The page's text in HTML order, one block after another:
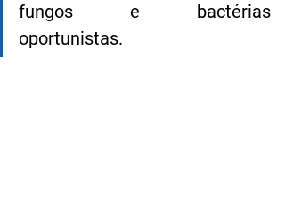
fungos e bactérias
oportunistas.